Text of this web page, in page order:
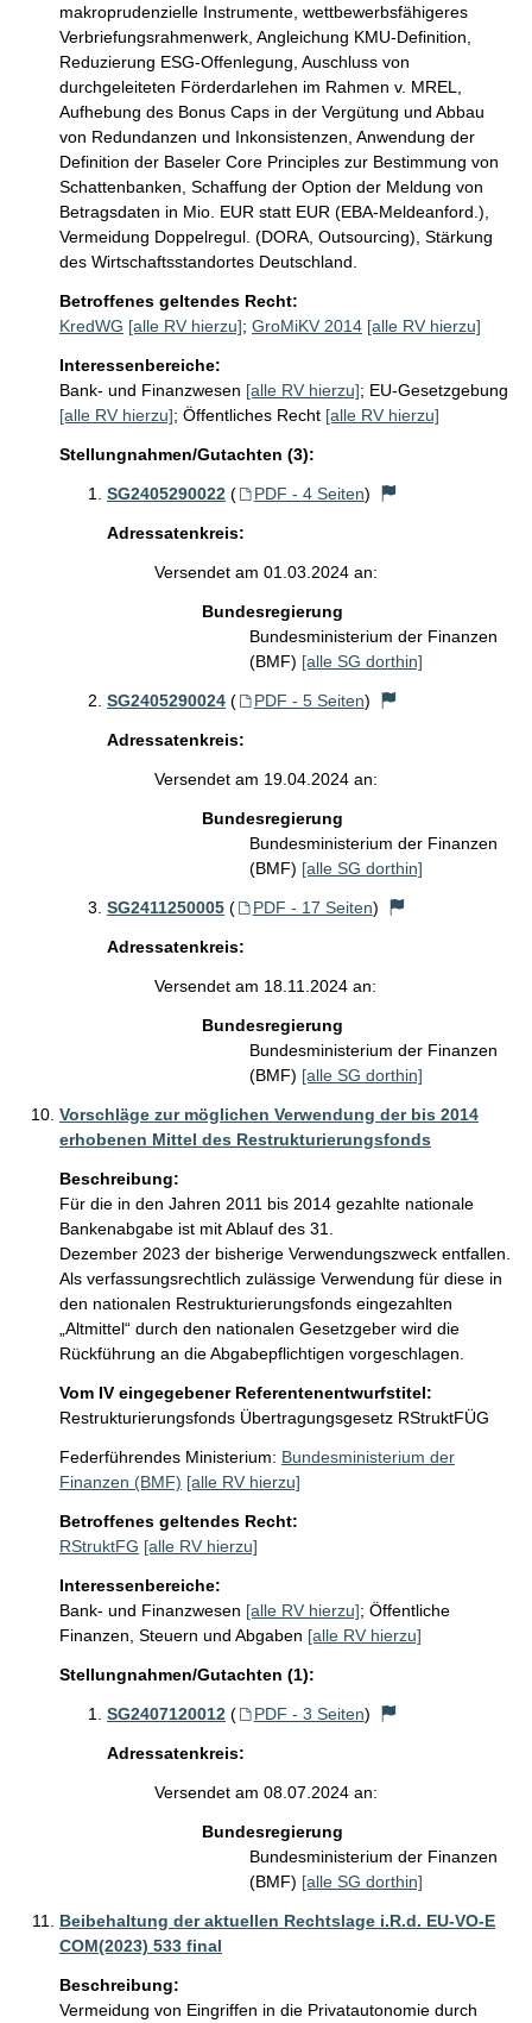
makroprudenzielle Instrumente, wettbewerbsfähigeres
Verbriefungsrahmenwerk, Angleichung KMU-Definition,
Reduzierung ESG-Offenlegung, Auschluss von
durchgeleiteten Förderdarlehen im Rahmen v. MREL,
Aufhebung des Bonus Caps in der Vergütung und Abbau
von Redundanzen und Inkonsistenzen, Anwendung der
Definition der Baseler Core Principles zur Bestimmung von
Schattenbanken, Schaffung der Option der Meldung von
Betragsdaten in Mio. EUR statt EUR (EBA-Meldeanford.),
Vermeidung Doppelregul. (DORA, Outsourcing), Stärkung
des Wirtschaftsstandortes Deutschland.
Betroffenes geltendes Recht:
KredWG [alle RV hierzu]; GroMiKV 2014 [alle RV hierzu]
Interessenbereiche:
Bank- und Finanzwesen [alle RV hierzu]; EU-Gesetzgebung
[alle RV hierzu]; Öffentliches Recht [alle RV hierzu]
Stellungnahmen/Gutachten (3):
SG2405290022 ( PDF - 4 Seiten)
Adressatenkreis:
Versendet am 01.03.2024 an:
Bundesregierung
Bundesministerium der Finanzen
(BMF) [alle SG dorthin]
SG2405290024 ( PDF - 5 Seiten)
Adressatenkreis:
Versendet am 19.04.2024 an:
Bundesregierung
Bundesministerium der Finanzen
(BMF) [alle SG dorthin]
SG2411250005 ( PDF - 17 Seiten)
Adressatenkreis:
Versendet am 18.11.2024 an:
Bundesregierung
Bundesministerium der Finanzen
(BMF) [alle SG dorthin]
Vorschläge zur möglichen Verwendung der bis 2014
erhobenen Mittel des Restrukturierungsfonds
Beschreibung:
Für die in den Jahren 2011 bis 2014 gezahlte nationale
Bankenabgabe ist mit Ablauf des 31.
Dezember 2023 der bisherige Verwendungszweck entfallen.
Als verfassungsrechtlich zulässige Verwendung für diese in
den nationalen Restrukturierungsfonds eingezahlten
„Altmittel“ durch den nationalen Gesetzgeber wird die
Rückführung an die Abgabepflichtigen vorgeschlagen.
Vom IV eingegebener Referentenentwurfstitel:
Restrukturierungsfonds Übertragungsgesetz RStruktFÜG
Federführendes Ministerium: Bundesministerium der
Finanzen (BMF) [alle RV hierzu]
Betroffenes geltendes Recht:
RStruktFG [alle RV hierzu]
Interessenbereiche:
Bank- und Finanzwesen [alle RV hierzu]; Öffentliche
Finanzen, Steuern und Abgaben [alle RV hierzu]
Stellungnahmen/Gutachten (1):
SG2407120012 ( PDF - 3 Seiten)
Adressatenkreis:
Versendet am 08.07.2024 an:
Bundesregierung
Bundesministerium der Finanzen
(BMF) [alle SG dorthin]
Beibehaltung der aktuellen Rechtslage i.R.d. EU-VO-E
COM(2023) 533 final
Beschreibung:
Vermeidung von Eingriffen in die Privatautonomie durch